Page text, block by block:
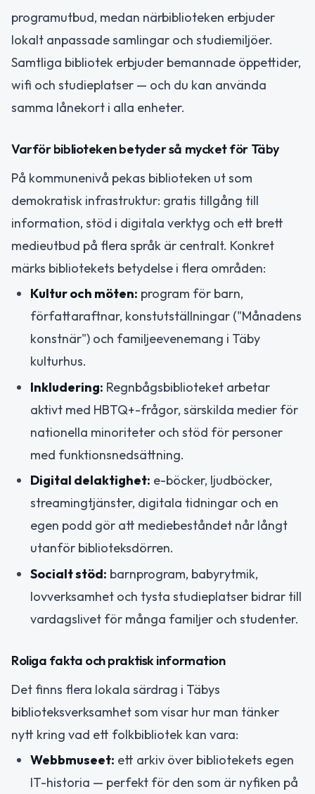
programutbud, medan närbiblioteken erbjuder
lokalt anpassade samlingar och studiemiljöer.
Samtliga bibliotek erbjuder bemannade öppettider,
wifi och studieplatser — och du kan använda
samma lånekort i alla enheter.
Varför biblioteken betyder så mycket för Täby
På kommunenivå pekas biblioteken ut som
demokratisk infrastruktur: gratis tillgång till
information, stöd i digitala verktyg och ett brett
medieutbud på flera språk är centralt. Konkret
märks bibliotekets betydelse i flera områden:
Kultur och möten: program för barn,
författaraftnar, konstutställningar ("Månadens
konstnär") och familjeevenemang i Täby
kulturhus.
Inkludering: Regnbågsbiblioteket arbetar
aktivt med HBTQ+-frågor, särskilda medier för
nationella minoriteter och stöd för personer
med funktionsnedsättning.
Digital delaktighet: e-böcker, ljudböcker,
streamingtjänster, digitala tidningar och en
egen podd gör att mediebeståndet når långt
utanför biblioteksdörren.
Socialt stöd: barnprogram, babyrytmik,
lovverksamhet och tysta studieplatser bidrar till
vardagslivet för många familjer och studenter.
Roliga fakta och praktisk information
Det finns flera lokala särdrag i Täbys
biblioteksverksamhet som visar hur man tänker
nytt kring vad ett folkbibliotek kan vara:
Webbmuseet: ett arkiv över bibliotekets egen
IT-historia — perfekt för den som är nyfiken på